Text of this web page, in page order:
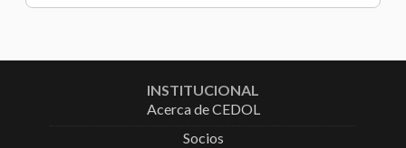
INSTITUCIONAL
Acerca de CEDOL
Socios